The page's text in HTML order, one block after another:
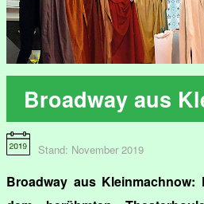
Broadway aus
Stand: November 2019
Broadway aus